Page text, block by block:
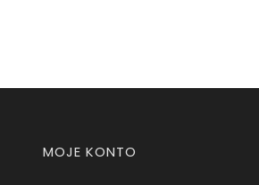
Linki w stopce
MOJE KONTO